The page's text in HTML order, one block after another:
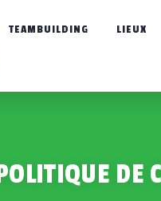
TEAMBUILDING LIEUX
DE